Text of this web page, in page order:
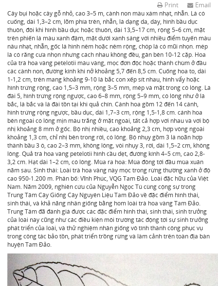
Print Email
Cây bụi hoặc cây gỗ nhỏ, cao 3–5 m, cành non màu xám nhạt, nhẵn. Lá có
cuống, dài 1,3–2 cm, lõm phía trên, nhẵn, lá dạng da, dày, hình bầu dục
thuôn, đôi khi hình bầu dục hoặc thuôn, dài 13,5–17 cm, rộng 5–6 cm, mặt
trên phiến lá màu xanh đậm, mặt dưới xanh sáng với nhiều điểm tuyến màu
nâu nhạt, nhẵn, gốc lá hình nêm hoặc nêm rộng, chóp lá có mũi nhọn. mép
lá có răng cưa nhọn nhưng cách nhau không đều, gân bên 10-12 cặp. Hoa
của trà hoa vàng petelotii màu vàng, mọc đơn độc hoặc thành chùm ở đầu
các cành non, đường kính khi nở khoảng 5,7 đến 8,5 cm. Cuống hoa to, dài
1-1,2 cm, trên mang khoảng 9-10 lá bắc con xếp sít nhau, hình vẩy hoặc
hình trứng rộng, cao 1,5–3 mm, rộng 3–5 mm, mép và mặt trong có lông. Lá
đài 5, hình trứng rộng ngược, cao 6–8 mm, rộng 5–9 mm, có lông như ở lá
bắc, lá bắc và lá đài tồn tại khi quả chín. Cánh hoa gồm 12 đến 14 cánh,
hình trứng rộng ngược, bầu dục, dài 1,7–3 cm, rộng 1,5-1,8 cm. cánh hoa
bên ngoài có lông mịn màu trắng ở mặt ngoài, tất cả hợp với nhau và với bộ
nhị khoảng 8 mm ở gốc. Bộ nhị nhiều, cao khoảng 2,3 cm, hợp vòng ngoài
khoảng 1,3 cm, chỉ nhị bên trong rời, có lông. Bộ nhụy gồm 3 lá noãn hợp
thành bầu 3 ô, cao 2–3 mm, không lông, vòi nhụy 3, rời, dài 1,5–2 cm, không
lông. Quả trà hoa vàng petelotii hình cầu dẹt, đường kính 4–5 cm, cao 2,8-
3,2 cm. Hạt dài 1–2 cm, có lông. Mùa ra hoa: Mùa đông tới đầu mùa xuân
năm sau. Sinh thái: Loài trà hoa vàng này mọc trong rừng thường xanh ở độ
cao 950-1.200 m. Phân bố: Vĩnh Phúc, VQG Tam Đảo. Loài đặc hữu của Việt
Nam. Năm 2009, nghiên cứu của Nguyễn Ngọc Tú cùng cộng sự trong
Trung Tâm Cây Giống Cây Nguyên Liệu Tam Đảo về đặc điểm hình thái,
sinh thái, và khả năng nhân giống bằng hom loài trà hoa vàng Tam Đảo.
Trung Tâm đã đánh giá được các đặc điểm hình thái, sinh thái, sinh trưởng
của loài này cũng như các điều kiện môi trường tác động tới sự sinh trưởng
phát triển của loài, và thử nghiệm nhân giống vô tính thành công phục vụ
trong công tác bảo tồn, phát triển trồng rừng và làm cảnh trên toàn địa bàn
huyện Tam Đảo.